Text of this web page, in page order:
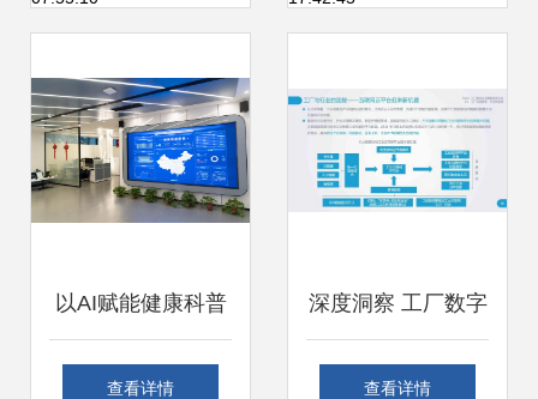
以AI赋能健康科普
技术驱动下中医数
查看详情
深度洞察 工厂数字
化与智能化的跃迁
查看详情